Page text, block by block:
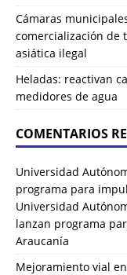
Cámaras
comercialización de
asiática ilegal
Heladas: reactivan
medidores de agua
COMENTARIOS
Universidad
programa para
Universidad
lanzan programa
Araucanía
Mejoramiento vial